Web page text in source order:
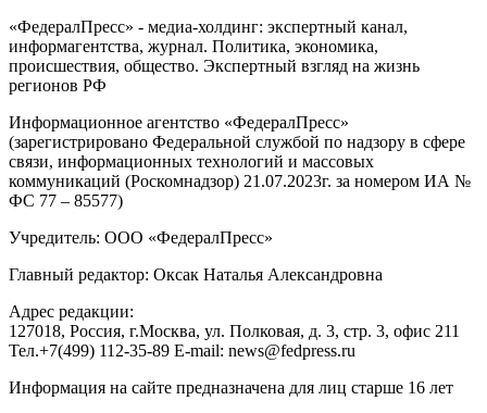
«ФедералПресс» - медиа-холдинг: экспертный канал,
информагентства, журнал. Политика, экономика,
происшествия, общество. Экспертный взгляд на жизнь
регионов РФ
Информационное агентство «ФедералПресс»
(зарегистрировано Федеральной службой по надзору в сфере
связи, информационных технологий и массовых
коммуникаций (Роскомнадзор) 21.07.2023г. за номером ИА №
ФС 77 – 85577)
Учредитель: ООО «ФедералПресс»
Главный редактор: Оксак Наталья Александровна
Адрес редакции:
127018, Россия, г.Москва, ул. Полковая, д. 3, стр. 3, офис 211
Тел.+7(499) 112-35-89 E-mail: news@fedpress.ru
Информация на сайте предназначена для лиц старше 16 лет